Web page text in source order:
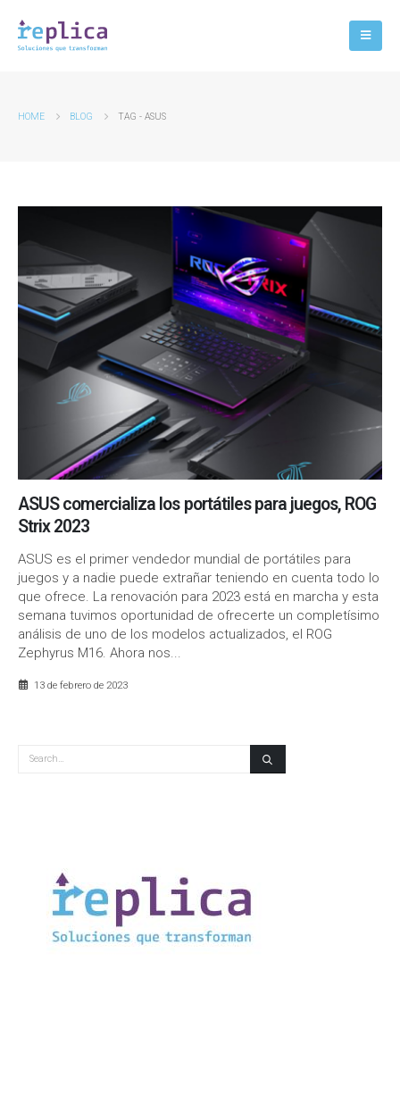
HOME BLOG TAG - ASUS
ASUS comercializa los portátiles para juegos, ROG
Strix 2023
ASUS es el primer vendedor mundial de portátiles para
juegos y a nadie puede extrañar teniendo en cuenta todo lo
que ofrece. La renovación para 2023 está en marcha y esta
semana tuvimos oportunidad de ofrecerte un completísimo
análisis de uno de los modelos actualizados, el ROG
Zephyrus M16. Ahora nos...
13 de febrero de 2023